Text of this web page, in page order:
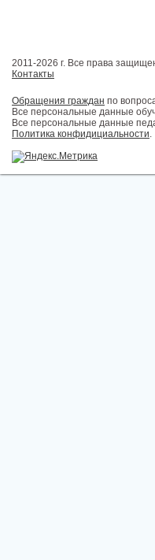
2011-2026 г. Все права
Контакты
Обращения граждан по
Все персональные данные
Все персональные данные
Политика конфидициальности.